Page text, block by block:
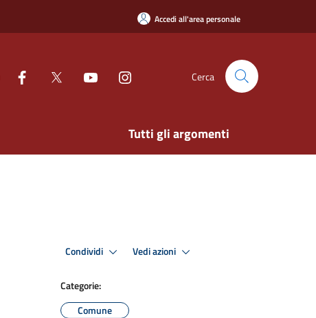
Accedi all'area personale
Cerca
Tutti gli argomenti
Condividi Vedi azioni
Categorie:
Comune